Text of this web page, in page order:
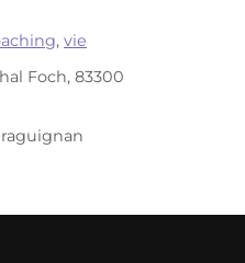
, vie
Foch, 83300